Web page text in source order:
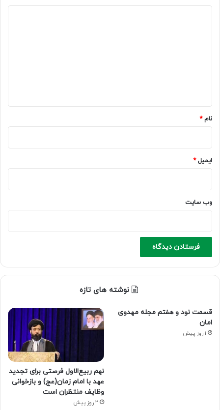
نام*
ایمیل*
وب‌ سایت
نوشته های تازه
قسمت نود و هفتم مجله مهدوی
امان
1 روز پیش
نهم ربیع‌الاول فرصتی برای تجدید
عهد با امام زمان(عج) و بازخوانی
وظایف منتظران است
2 روز پیش